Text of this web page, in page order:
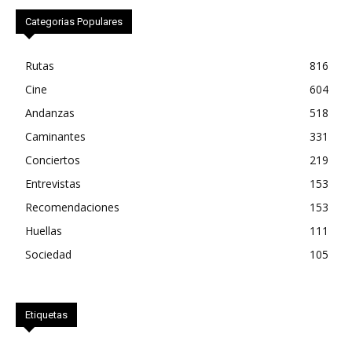
Categorias Populares
Rutas
816
Cine
604
Andanzas
518
Caminantes
331
Conciertos
219
Entrevistas
153
Recomendaciones
153
Huellas
111
Sociedad
105
Etiquetas